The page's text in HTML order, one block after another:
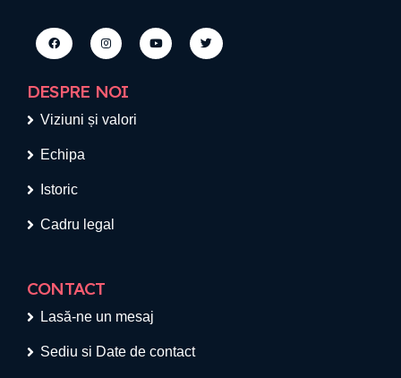
DESPRE NOI
Viziuni și valori
Echipa
Istoric
Cadru legal
CONTACT
Lasă-ne un mesaj
Sediu si Date de contact